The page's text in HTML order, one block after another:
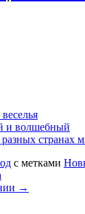
и волшебный
странах
с метками
→